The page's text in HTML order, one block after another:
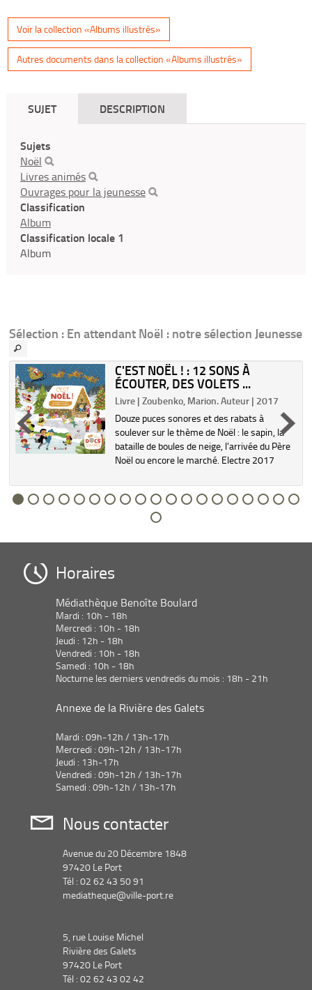
Voir la collection «Albums illustrés»
Autres documents dans la collection «Albums illustrés»
SUJET DESCRIPTION
Sujets
Noël
Livres animés
Ouvrages pour la jeunesse
Classification
Album
Classification locale 1
Album
Sélection : En attendant Noël : notre sélection Jeunesse
C'EST NOËL ! : 12 SONS À
ÉCOUTER, DES VOLETS ...
Livre | Zoubenko, Marion. Auteur | 2017
Douze puces sonores et des rabats à
soulever sur le thème de Noël : le sapin, la
bataille de boules de neige, l'arrivée du Père
Noël ou encore le marché. Electre 2017
Horaires
Médiathèque Benoîte Boulard
Mardi : 10h - 18h
Mercredi : 10h - 18h
Jeudi : 12h - 18h
Vendredi : 10h - 18h
Samedi : 10h - 18h
Nocturne les derniers vendredis du mois : 18h - 21h
Annexe de la Rivière des Galets
Mardi : 09h-12h / 13h-17h
Mercredi : 09h-12h / 13h-17h
Jeudi : 13h-17h
Vendredi : 09h-12h / 13h-17h
Samedi : 09h-12h / 13h-17h
Nous contacter
Avenue du 20 Décembre 1848
97420 Le Port
Tél : 02 62 43 50 91
mediatheque@ville-port.re
5, rue Louise Michel
Rivière des Galets
97420 Le Port
Tél : 02 62 43 02 42